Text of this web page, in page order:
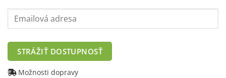
Enter
your
address
to
join
STRÁŽIŤ DOSTUPNOSŤ
Možnosti dopravy